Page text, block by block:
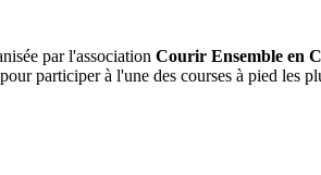
par l'association Courir Ensemble en
participer à l'une des courses à pied les